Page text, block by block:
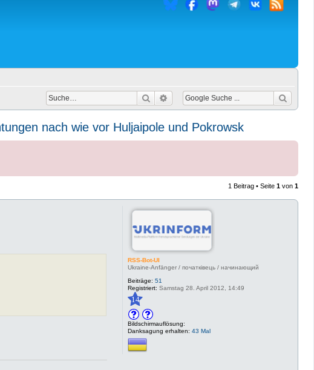
Suche Erweiterte Suche
nach wie vor Huljaipole und Pokrowsk
1 Beitrag • Seite 1 von 1
RSS-Bot-UI
Ukraine-Anfänger / початківець / начинающий
Beiträge: 51
Registriert: Samstag 28. April 2012, 14:49
14
Bildschirmauflösung:
Danksagung erhalten: 43 Mal